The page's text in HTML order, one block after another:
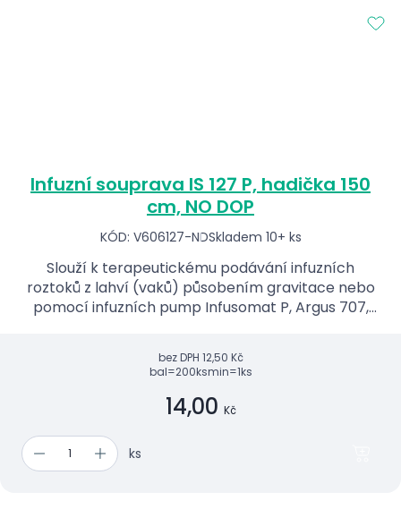
Infuzní souprava IS 127 P, hadička 150
cm, NO DOP
KÓD: V606127-NDSkladem 10+ ks
Slouží k terapeutickému podávání infuzních
roztoků z lahví (vaků) působením gravitace nebo
pomocí infuzních pump Infusomat P, Argus 707,
bez DPH 12,50 Kč
bal=200ksmin=1ks
14,00 Kč
ks